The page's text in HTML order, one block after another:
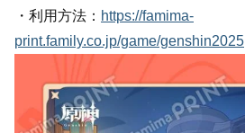
・利用方法： https://famima-
print.family.co.jp/game/genshin2025